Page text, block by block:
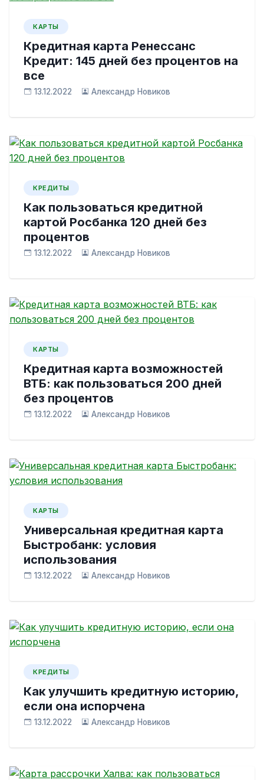
КАРТЫ
Кредитная карта Ренессанс
Кредит: 145 дней без процентов на
все
13.12.2022 Александр Новиков
КРЕДИТЫ
Как пользоваться кредитной
картой Росбанка 120 дней без
процентов
13.12.2022 Александр Новиков
КАРТЫ
Кредитная карта возможностей
ВТБ: как пользоваться 200 дней
без процентов
13.12.2022 Александр Новиков
КАРТЫ
Универсальная кредитная карта
Быстробанк: условия
использования
13.12.2022 Александр Новиков
КРЕДИТЫ
Как улучшить кредитную историю,
если она испорчена
13.12.2022 Александр Новиков